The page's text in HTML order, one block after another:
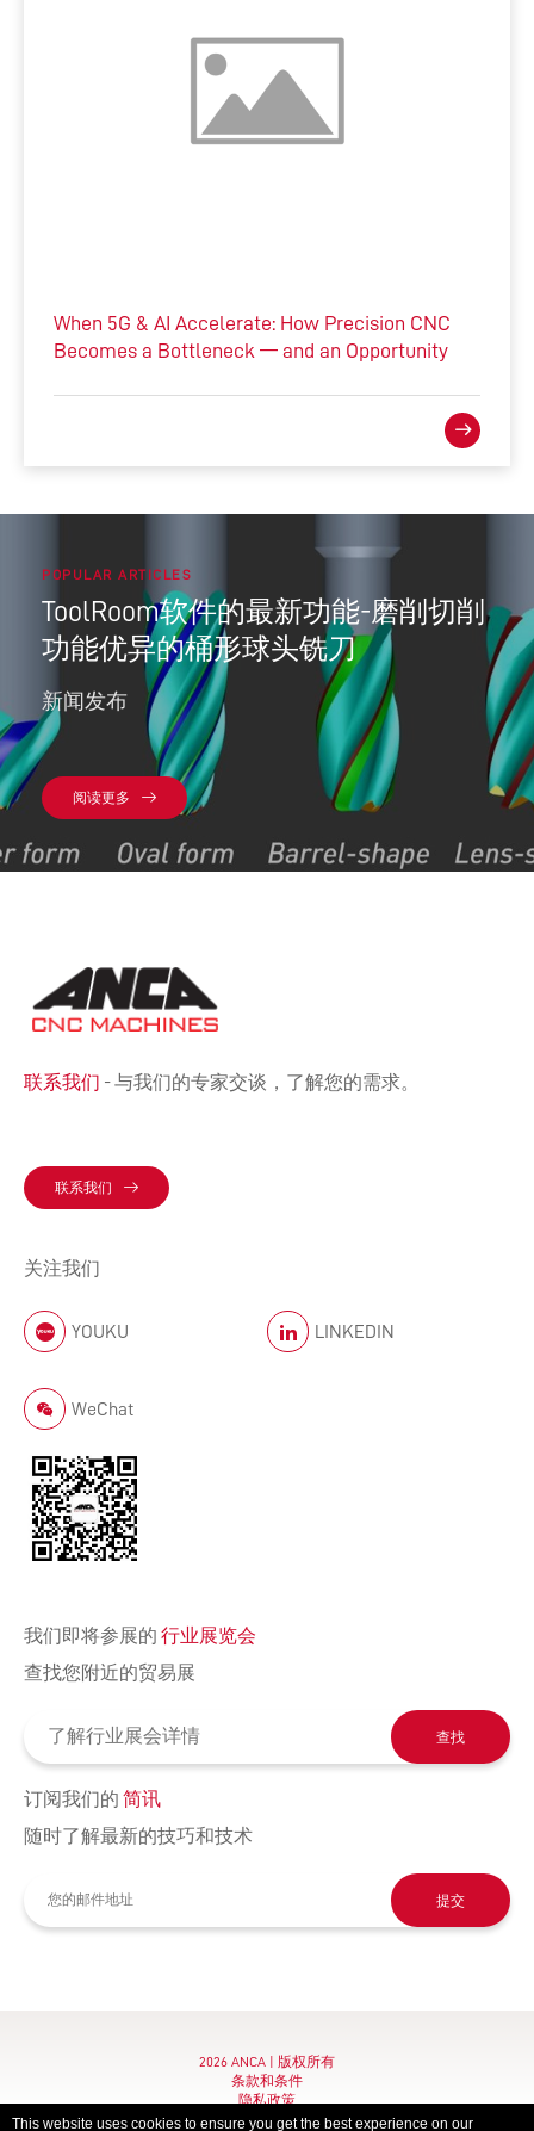
This website uses cookies to ensure you get the best experience on our
When 5G & AI Accelerate: How Precision CNC
Becomes a Bottleneck — and an Opportunity
POPULAR ARTICLES
ToolRoom软件的最新功能-磨削切削
功能优异的桶形球头铣刀
新闻发布
阅读更多
联系我们 - 与我们的专家交谈，了解您的需求。
联系我们
关注我们
YOUKU LINKEDIN
WeChat
我们即将参展的 行业展览会
查找您附近的贸易展
查找
订阅我们的 简讯
随时了解最新的技巧和技术
提交
2026 ANCA | 版权所有
条款和条件
隐私政策
Imprint